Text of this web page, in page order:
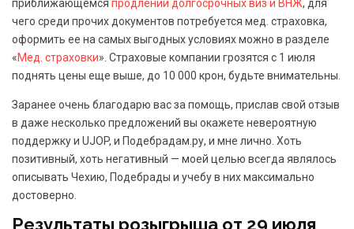
приближающемся продлении долгосрочных виз и ВНЖ, для
чего среди прочих документов потребуется мед. страховка,
оформить ее на самых выгодных условиях можно в разделе
«Мед. страховки». Страховые компании грозятся с 1 июля
поднять цены еще выше, до 10 000 крон, будьте внимательны.
Заранее очень благодарю вас за помощь, прислав свой отзыв
в даже несколько предложений вы окажете невероятную
поддержку и UJOP, и Подебрадам.ру, и мне лично. Хоть
позитивный, хоть негативный — моей целью всегда являлось
описывать Чехию, Подебрады и учебу в них максимально
достоверно.
Результаты розыгрыша от 29 июля